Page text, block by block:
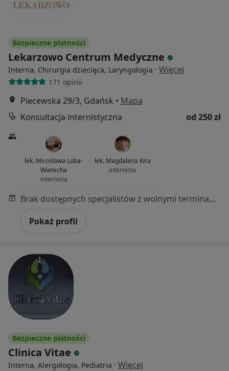
Bezpieczne płatności
Lekarzowo Centrum Medyczne
Interna, Chirurgia dziecięca, Laryngologia · Więcej
171 opinii
Piecewska 29/3, Gdańsk • Mapa
Konsultacja internistyczna
od 250 zł
lek. Mirosława Loba-
Wietecha
internista
lek. Magdalena Kira
internista
Brak dostępnych specjalistów z wolnymi terminami w tym centrum medycznym.
Pokaż profil
Bezpieczne płatności
Clinica Vitae
Interna, Alergologia, Pediatria · Więcej